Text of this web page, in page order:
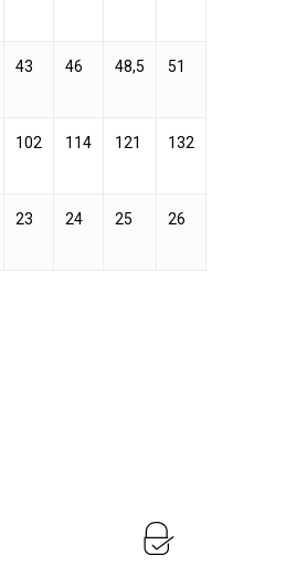
43 46 48,5 51
102 114 121 132
23 24 25 26